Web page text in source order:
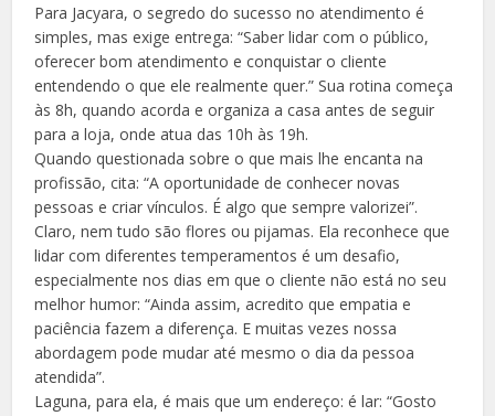
Para Jacyara, o segredo do sucesso no atendimento é
simples, mas exige entrega: “Saber lidar com o público,
oferecer bom atendimento e conquistar o cliente
entendendo o que ele realmente quer.” Sua rotina começa
às 8h, quando acorda e organiza a casa antes de seguir
para a loja, onde atua das 10h às 19h.
Quando questionada sobre o que mais lhe encanta na
profissão, cita: “A oportunidade de conhecer novas
pessoas e criar vínculos. É algo que sempre valorizei”.
Claro, nem tudo são flores ou pijamas. Ela reconhece que
lidar com diferentes temperamentos é um desafio,
especialmente nos dias em que o cliente não está no seu
melhor humor: “Ainda assim, acredito que empatia e
paciência fazem a diferença. E muitas vezes nossa
abordagem pode mudar até mesmo o dia da pessoa
atendida”.
Laguna, para ela, é mais que um endereço: é lar: “Gosto